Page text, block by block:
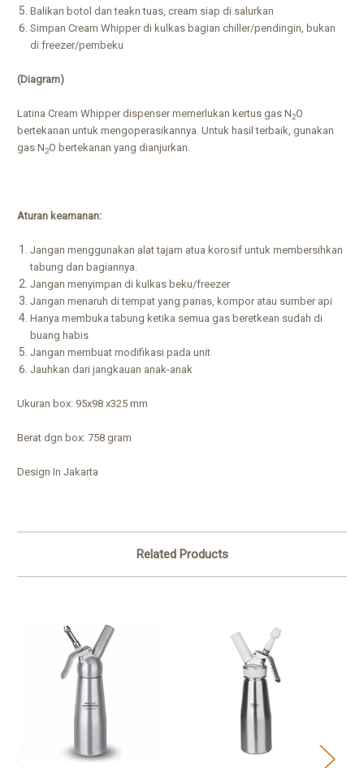
Balikan botol dan teakn tuas, cream siap di salurkan
Simpan Cream Whipper di kulkas bagian chiller/pendingin, bukan
di freezer/pembeku
(Diagram)
Latina Cream Whipper dispenser memerlukan kertus gas N2O
bertekanan untuk mengoperasikannya. Untuk hasil terbaik, gunakan
gas N2O bertekanan yang dianjurkan.
Aturan keamanan:
Jangan menggunakan alat tajam atua korosif untuk membersihkan
tabung dan bagiannya.
Jangan menyimpan di kulkas beku/freezer
Jangan menaruh di tempat yang panas, kompor atau sumber api
Hanya membuka tabung ketika semua gas beretkean sudah di
buang habis
Jangan membuat modifikasi pada unit
Jauhkan dari jangkauan anak-anak
Ukuran box: 95x98 x325 mm
Berat dgn box: 758 gram
Design In Jakarta
Related Products